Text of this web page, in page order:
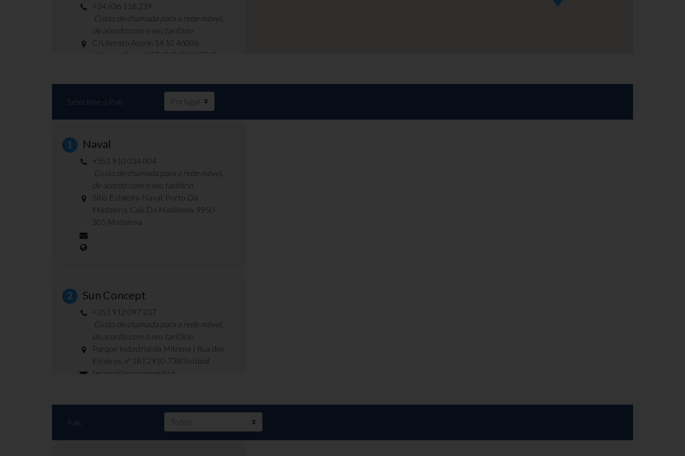
+34 636 118 239
Custo de chamada para a rede móvel,
de acordo com o seu tarifário
C/Literato Azorin 14 10 46006
Valencia, Spain, VAT ID B-98642747
3 PAVANA SERVICES
+34 605 256 162
Custo de chamada para a rede móvel,
de acordo com o seu tarifário
Rúa das Pontes 4, Porto do Molle
36350 Nigrán, Pontevedra
SEAWAY Lisboa
+351 969 849 248
Custo de chamada para a rede móvel,
de acordo com o seu tarifário
Edifício Gonçalves Zarco, Loja 9 Doca
Selecione o País
1 Naval
+351 910 034 004
Custo de chamada para a rede móvel,
de acordo com o seu tarifário
Sitio Estaleiro Naval, Porto Da
Madalena, Cais Da Madalena, 9950-
305 Madalena
2 Sun Concept
+351 912 097 237
Custo de chamada para a rede móvel,
de acordo com o seu tarifário
Parque Industrial da Mitrena | Rua dos
Esteiros, nº 18 | 2910-738 Setúbal
tecnico@sunconcept.pt
País